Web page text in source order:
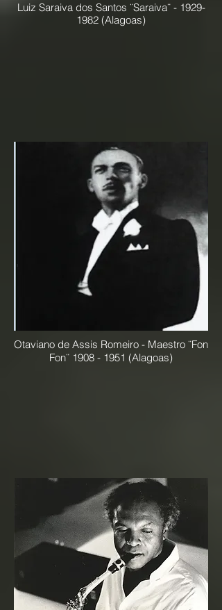
Luiz Saraiva dos Santos ¨Saraiva¨ - 1929-
1982 (Alagoas)
Otaviano de Assis Romeiro - Maestro ¨Fon
Fon¨ 1908 - 1951 (Alagoas)